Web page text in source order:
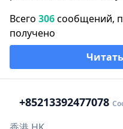
Всего 306сообщений,
получено
+85213392477078